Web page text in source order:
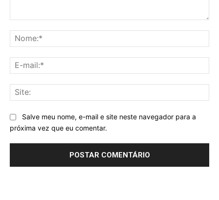
Salve meu nome, e-mail e site neste navegador para a
próxima vez que eu comentar.